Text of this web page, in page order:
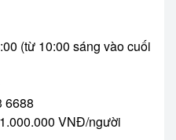
(từ 10:00 sáng vào cuối
6688
VNĐ/người